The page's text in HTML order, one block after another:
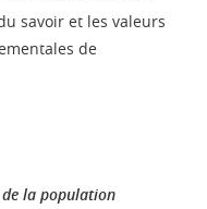
savoir et les valeurs
de
la population